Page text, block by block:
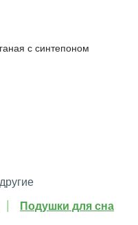
с синтепоном
Подушки для сна